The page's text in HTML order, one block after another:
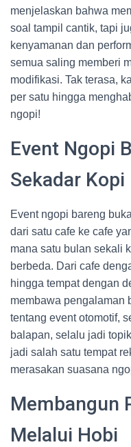
menjelaskan bahwa
soal tampil cantik, tapi
kenyamanan dan
semua saling memberi
modifikasi. Tak terasa,
per satu hingga
ngopi!
Event Ngopi
Sekadar Kopi
Event ngopi bareng
dari satu cafe ke cafe
mana satu bulan sekali
berbeda. Dari cafe
hingga tempat dengan
membawa pengalaman
tentang event otomotif,
balapan, selalu jadi
jadi salah satu tempat
merasakan suasana
Membangun
Melalui Hobi